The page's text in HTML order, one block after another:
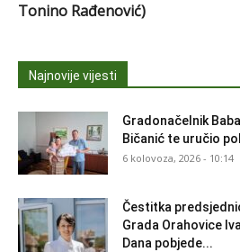
Tonino Rađenović)
Najnovije vijesti
Gradonačelnik
Bičanić te uručio
6 kolovoza, 2026 - 10:14
Čestitka
Grada Orahovice
Dana pobjede...